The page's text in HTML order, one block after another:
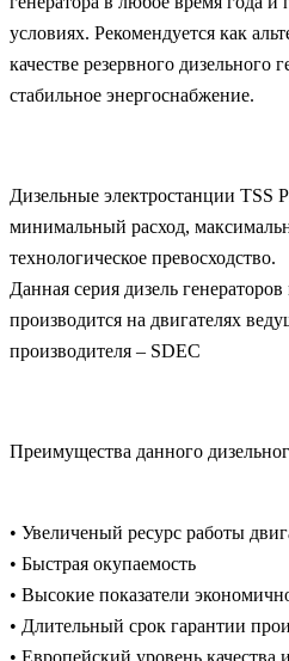
условиях. Рекомендуется как
качестве резервного дизельного
стабильное энергоснабжение.
Дизельные электростанции TSS
минимальный расход,
технологическое превосходство.
Данная серия дизель
производится на двигателях
производителя – SDEC
Преимущества данного
• Увеличеный ресурс работы
• Быстрая окупаемость
• Высокие показатели
• Длительный срок гарантии